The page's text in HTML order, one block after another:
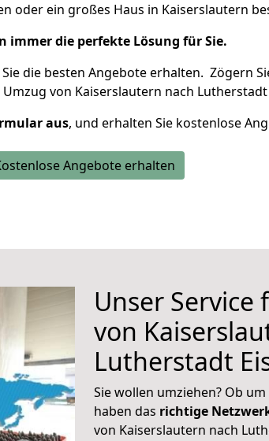
oder ein großes Haus in Kaiserslautern
immer die perfekte Lösung für Sie.
die besten Angebote erhalten. Zögern
von Kaiserslautern nach Lutherstadt
aus, und erhalten Sie kostenlose
Angebote erhalten
Unser
von
Lutherstadt
Sie wollen umziehen? Ob
haben das richtige
von Kaiserslautern nach